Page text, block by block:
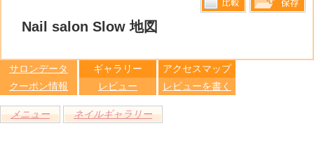
Nail salon Slow 地図
サロンデータ ギャラリー
アクセスマップ
クーポン情報
レビュー レビューを書く
メニュー ネイルギャラリー